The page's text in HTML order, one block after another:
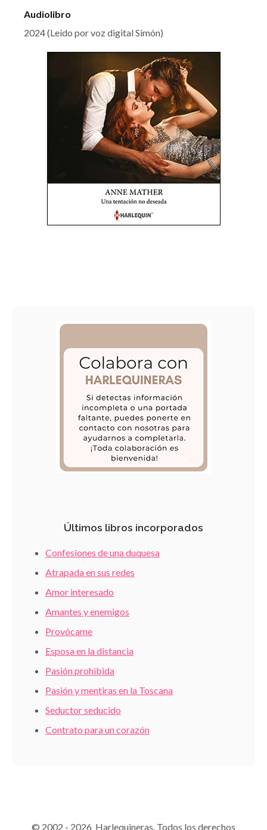
Audiolibro
2024 (Leído por voz digital Simón)
Últimos libros incorporados
Confesiones de una duquesa
Atrapada en sus redes
Amor interesado
Amantes y enemigos
Provócame
Esposa en la distancia
Pasión prohibida
Pasión y mentiras en la Toscana
Seductor seducido
Contrato para un corazón
© 2002 - 2026 Harlequineras. Todos los derechos